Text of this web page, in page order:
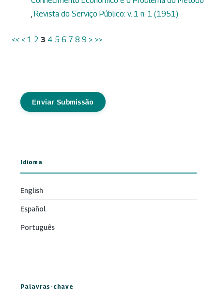
Revista do Serviço Público: v. 1 n. 1 (1951)
<< < 1 2 3 4 5 6 7 8 9 > >>
Enviar Submissão
Idioma
English
Español
Português
Palavras-chave